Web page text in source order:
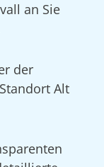
an Sie
der
Alt